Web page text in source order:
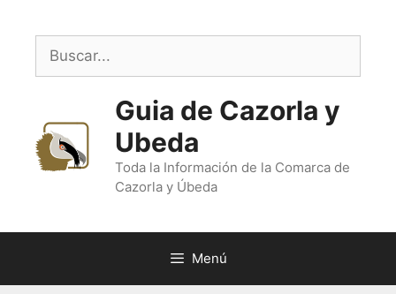
contenido
Buscar:
Guia de Cazorla y
Ubeda
Toda la Información de la Comarca de
Cazorla y Úbeda
Menú